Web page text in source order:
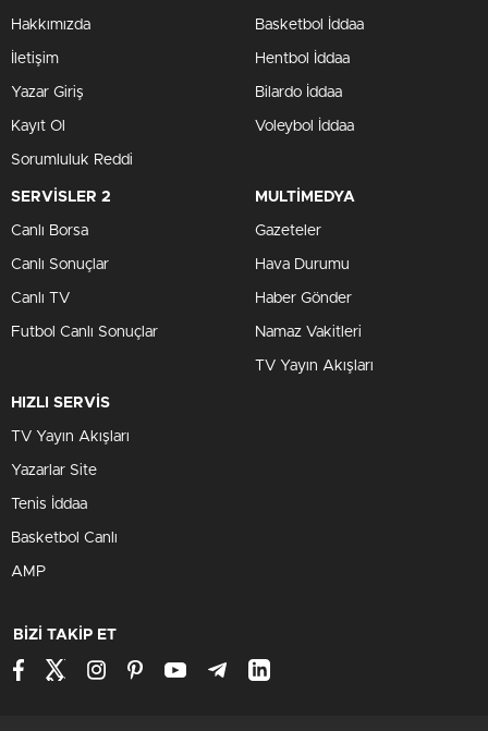
Hakkımızda
İletişim
Yazar Giriş
Kayıt Ol
Sorumluluk Reddi
Basketbol İddaa
Hentbol İddaa
Bilardo İddaa
Voleybol İddaa
SERVİSLER 2
Canlı Borsa
Canlı Sonuçlar
Canlı TV
Futbol Canlı Sonuçlar
MULTİMEDYA
Gazeteler
Hava Durumu
Haber Gönder
Namaz Vakitleri
TV Yayın Akışları
HIZLI SERVİS
TV Yayın Akışları
Yazarlar Site
Tenis İddaa
Basketbol Canlı
AMP
BİZİ TAKİP ET